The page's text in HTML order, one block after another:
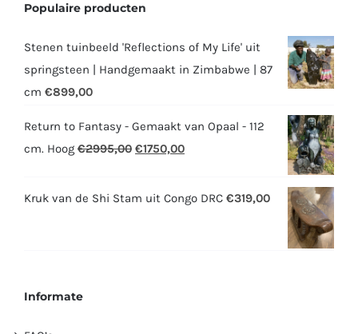
Populaire producten
Stenen tuinbeeld 'Reflections of My Life' uit
springsteen | Handgemaakt in Zimbabwe | 87
cm €899,00
Return to Fantasy - Gemaakt van Opaal - 112
cm. Hoog €2995,00 Oorspronkelijke
was:
€1750,00Huidige
is:
Kruk van de Shi Stam uit Congo DRC €319,00
Informate